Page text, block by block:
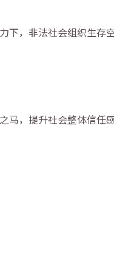
下，非法社会组织生存
马，提升社会整体信任